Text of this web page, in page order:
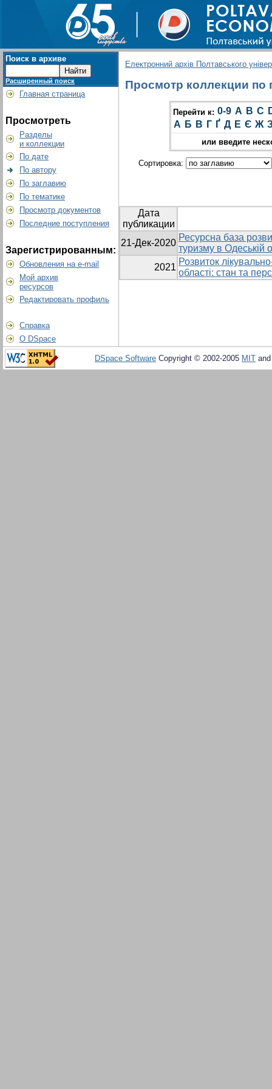
Поиск в архиве
Расширенный поиск
Главная страница
Просмотреть
Разделы
и коллекции
По дате
По автору
По заглавию
По тематике
Просмотр документов
Последние поступления
Зарегистрированным:
Обновления на e-mail
Мой архив
ресурсов
Редактировать профиль
Справка
О DSpace
Електронний архів Полтавського
Просмотр коллекции по
Перейти к: 0-9 A B C
А Б В Г Ґ Д Е Є Ж
или введите
Сортировка:
Дата
публикации
21-Дек-2020
Ресурсна база
туризму в Одеській
2021
Розвиток
області: стан та
DSpace Software Copyright © 2002-2005 MIT